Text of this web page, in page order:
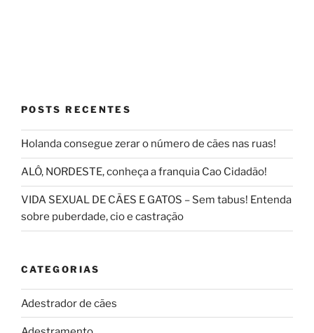
POSTS RECENTES
Holanda consegue zerar o número de cães nas ruas!
ALÔ, NORDESTE, conheça a franquia Cao Cidadão!
VIDA SEXUAL DE CÃES E GATOS – Sem tabus! Entenda
sobre puberdade, cio e castração
CATEGORIAS
Adestrador de cães